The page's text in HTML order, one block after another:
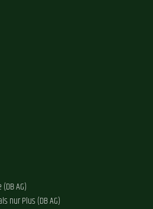
AG)
nur Plus (DB AG)